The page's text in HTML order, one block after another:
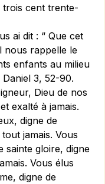
trois cent trente-
ai dit : “ Que cet
nous rappelle le
enfants au milieu
3, 52-90.
Dieu de nos
exalté à jamais.
digne de
jamais. Vous
sainte gloire, digne
Vous élus
digne de